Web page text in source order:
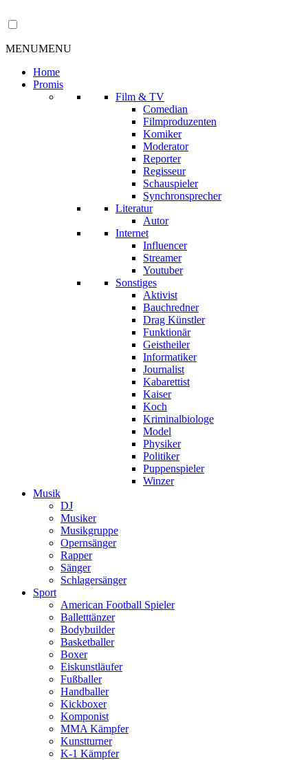
MENUMENU
Home
Promis
Film & TV
Comedian
Filmproduzenten
Komiker
Moderator
Reporter
Regisseur
Schauspieler
Synchronsprecher
Literatur
Autor
Internet
Influencer
Streamer
Youtuber
Sonstiges
Aktivist
Bauchredner
Drag Künstler
Funktionär
Geistheiler
Informatiker
Journalist
Kabarettist
Kaiser
Koch
Kriminalbiologe
Model
Physiker
Politiker
Puppenspieler
Winzer
Musik
DJ
Musiker
Musikgruppe
Opernsänger
Rapper
Sänger
Schlagersänger
Sport
American Football Spieler
Balletttänzer
Bodybuilder
Basketballer
Boxer
Eiskunstläufer
Fußballer
Handballer
Kickboxer
Komponist
MMA Kämpfer
Kunstturner
K-1 Kämpfer